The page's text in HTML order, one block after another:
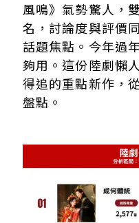
風鳴》氣勢驚人，
名，討論度與評價
話題焦點。今年過
夠用。這份陸劇懶
得追的重點新作，
盤點。